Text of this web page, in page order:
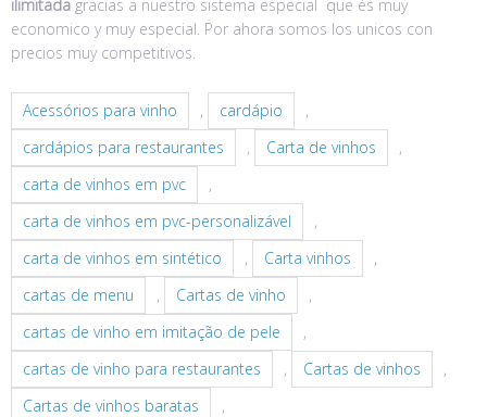
ilimitada gracias a nuestro sistema especial que és muy
economico y muy especial. Por ahora somos los unicos con
precios muy competitivos.
Acessórios para vinho , cardápio
,
cardápios para restaurantes
, Carta de vinhos
,
carta de vinhos em pvc
,
carta de vinhos em pvc-personalizável
,
carta de vinhos em sintético
, Carta vinhos
,
cartas de menu
, Cartas de vinho
,
cartas de vinho em imitação de pele
,
cartas de vinho para restaurantes
, Cartas de vinhos
,
Cartas de vinhos baratas
,